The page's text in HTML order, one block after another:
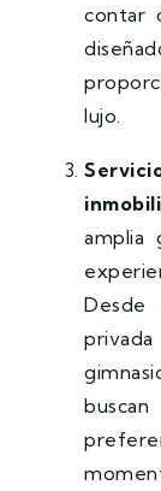
contar
lujo.
amplia
Desde